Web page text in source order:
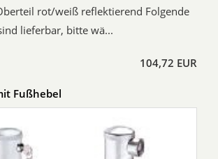
rot/weiß reflektierend Folgende
lieferbar, bitte wä...
104,72 EUR
Fußhebel